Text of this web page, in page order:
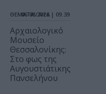
ΘΕΜΑΤΑ / ΝΕΑ
06.08.2026 | 09.39
Αρχαιολογικό
Μουσείο
Θεσσαλονίκης:
Στο φως της
Αυγουστιάτικης
Πανσελήνου